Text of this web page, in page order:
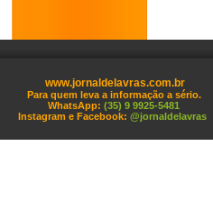
www.jornaldelavras.com.br
Para quem leva a informação a sério.
WhatsApp: (35) 9 9925-5481
Instagram e Facebook: @jornaldelavras